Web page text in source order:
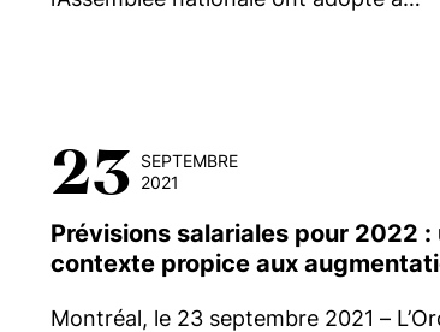
23 SEPTEMBRE
2021
Prévisions salariales pour 2022 :
contexte propice aux
Montréal, le 23 septembre 2021 –